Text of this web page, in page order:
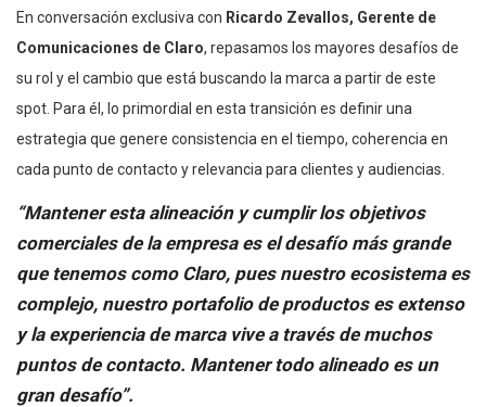
En conversación exclusiva con Ricardo Zevallos, Gerente de
Comunicaciones de Claro, repasamos los mayores desafíos de
su rol y el cambio que está buscando la marca a partir de este
spot. Para él, lo primordial en esta transición es definir una
estrategia que genere consistencia en el tiempo, coherencia en
cada punto de contacto y relevancia para clientes y audiencias.
“Mantener esta alineación y cumplir los objetivos
comerciales de la empresa es el desafío más grande
que tenemos como Claro, pues nuestro ecosistema es
complejo, nuestro portafolio de productos es extenso
y la experiencia de marca vive a través de muchos
puntos de contacto. Mantener todo alineado es un
gran desafío”.